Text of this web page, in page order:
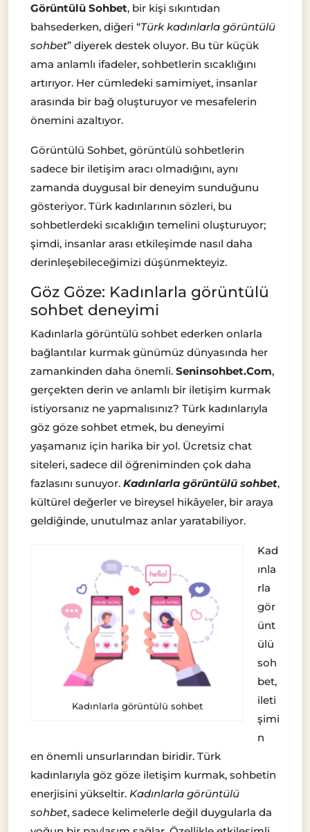
Görüntülü Sohbet, bir kişi sıkıntıdan
bahsederken, diğeri “Türk kadınlarla görüntülü
sohbet” diyerek destek oluyor. Bu tür küçük
ama anlamlı ifadeler, sohbetlerin sıcaklığını
artırıyor. Her cümledeki samimiyet, insanlar
arasında bir bağ oluşturuyor ve mesafelerin
önemini azaltıyor.
Görüntülü Sohbet, görüntülü sohbetlerin
sadece bir iletişim aracı olmadığını, aynı
zamanda duygusal bir deneyim sunduğunu
gösteriyor. Türk kadınlarının sözleri, bu
sohbetlerdeki sıcaklığın temelini oluşturuyor;
şimdi, insanlar arası etkileşimde nasıl daha
derinleşebileceğimizi düşünmekteyiz.
Göz Göze: Kadınlarla görüntülü
sohbet deneyimi
Kadınlarla görüntülü sohbet ederken onlarla
bağlantılar kurmak günümüz dünyasında her
zamankinden daha önemli. Seninsohbet.Com,
gerçekten derin ve anlamlı bir iletişim kurmak
istiyorsanız ne yapmalısınız? Türk kadınlarıyla
göz göze sohbet etmek, bu deneyimi
yaşamanız için harika bir yol. Ücretsiz chat
siteleri, sadece dil öğreniminden çok daha
fazlasını sunuyor. Kadınlarla görüntülü sohbet,
kültürel değerler ve bireysel hikâyeler, bir araya
geldiğinde, unutulmaz anlar yaratabiliyor.
Kadınlarla görüntülü sohbet
Kad
ınla
rla
gör
ünt
ülü
soh
bet,
ileti
şimi
n
en önemli unsurlarından biridir. Türk
kadınlarıyla göz göze iletişim kurmak, sohbetin
enerjisini yükseltir. Kadınlarla görüntülü
sohbet, sadece kelimelerle değil duygularla da